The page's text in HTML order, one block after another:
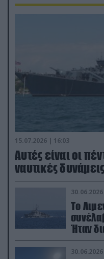
15.07.2026 | 16:03
Aυτές είναι οι
ναυτικές
30.06.2026
Το
Ήταν
30.06.2026